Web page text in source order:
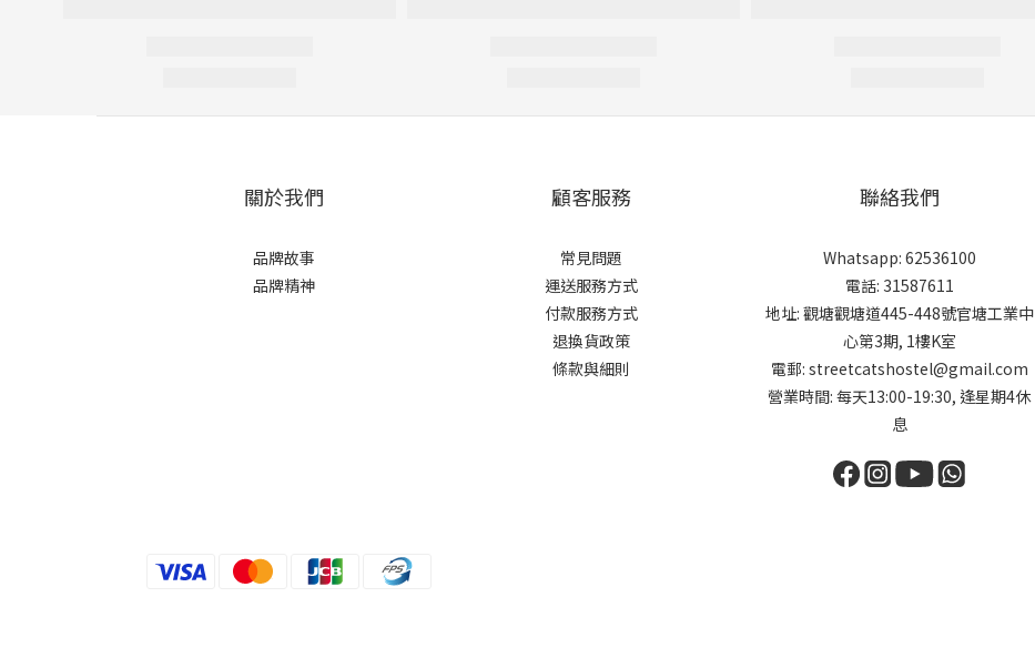
關於我們
品牌故事
品牌精神
顧客服務
常見問題
運送服務方式
付款服務方式
退換貨政策
條款與細則
聯絡我們
Whatsapp: 62536100
電話: 31587611
地址: 觀塘觀塘道445-448號官塘工業中
心第3期, 1樓K室
電郵: streetcatshostel@gmail.com
營業時間: 每天13:00-19:30, 逢星期4休
息